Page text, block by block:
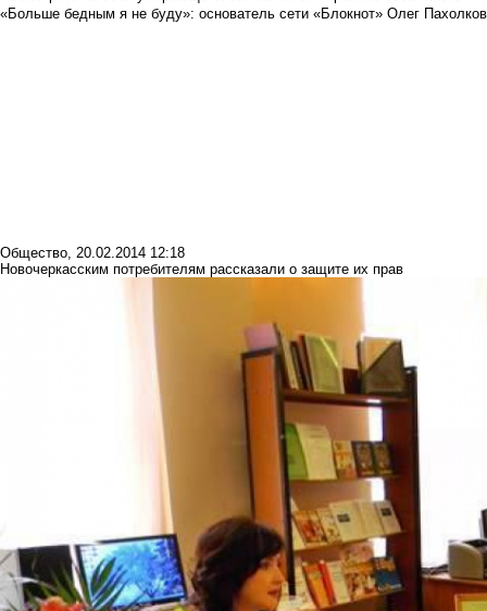
«Больше бедным я не буду»: основатель сети «Блокнот» Олег Пахолков
Общество, 20.02.2014 12:18
Новочеркасским потребителям рассказали о защите их прав